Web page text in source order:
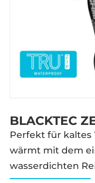
BLACKTEC
Perfekt für
wärmt mit dem
wasserdichten